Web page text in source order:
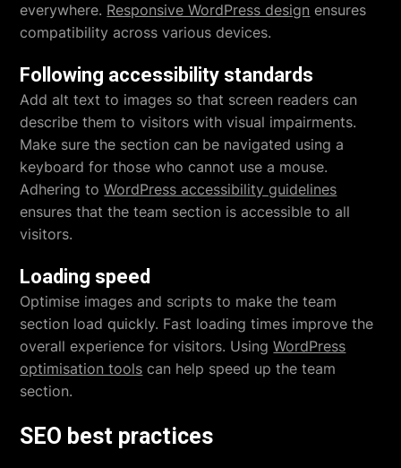
everywhere. Responsive WordPress design ensures
compatibility across various devices.
Following accessibility standards
Add alt text to images so that screen readers can
describe them to visitors with visual impairments.
Make sure the section can be navigated using a
keyboard for those who cannot use a mouse.
Adhering toWordPress accessibility guidelines
ensures that the team section is accessible to all
visitors.
Loading speed
Optimise images and scripts to make the team
section load quickly. Fast loading times improve the
overall experience for visitors. UsingWordPress
optimisation tools can help speed up the team
section.
SEO best practices